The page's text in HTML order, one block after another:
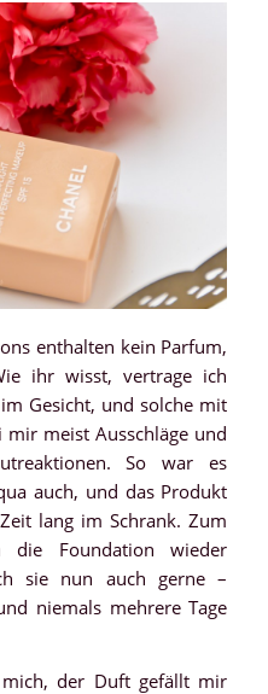
enthalten kein Parfum,
ihr wisst, vertrage ich
Gesicht, und solche mit
meist Ausschläge und
So war es
auch, und das Produkt
lang im Schrank. Zum
die Foundation wieder
sie nun auch gerne –
niemals mehrere Tage
der Duft gefällt mir